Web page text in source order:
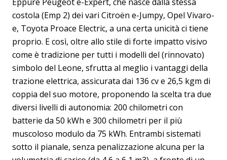
costola (Emp 2) dei vari Citroën e-Jumpy, Opel Vivaro-
e, Toyota Proace Electric, a una certa unicità ci tiene
proprio. E così, oltre allo stile di forte impatto visivo
come è tradizione per tutti i modelli del (rinnovato)
simbolo del Leone, sfrutta al meglio i vantaggi della
trazione elettrica, assicurata dai 136 cv e 26,5 kgm di
coppia del suo motore, proponendo la scelta tra due
diversi livelli di autonomia: 200 chilometri con
batterie da 50 kWh e 300 chilometri per il più
muscoloso modulo da 75 kWh. Entrambi sistemati
sotto il pianale, senza penalizzazione alcuna per la